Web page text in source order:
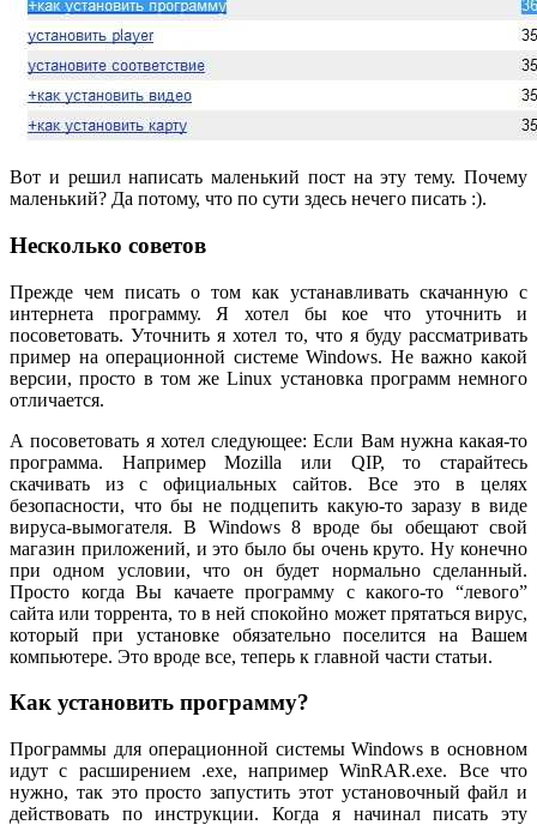
Вот и решил написать маленький пост на эту тему. Почему
маленький? Да потому, что по сути здесь нечего писать :).
Несколько советов
Прежде чем писать о том как устанавливать скачанную с
интернета программу. Я хотел бы кое что уточнить и
посоветовать. Уточнить я хотел то, что я буду рассматривать
пример на операционной системе Windows. Не важно какой
версии, просто в том же Linux установка программ немного
отличается.
А посоветовать я хотел следующее: Если Вам нужна какая-то
программа. Например Mozilla или QIP, то старайтесь
скачивать из с официальных сайтов. Все это в целях
безопасности, что бы не подцепить какую-то заразу в виде
вируса-вымогателя. В Windows 8 вроде бы обещают свой
магазин приложений, и это было бы очень круто. Ну конечно
при одном условии, что он будет нормально сделанный.
Просто когда Вы качаете программу с какого-то “левого”
сайта или торрента, то в ней спокойно может прятаться вирус,
который при установке обязательно поселится на Вашем
компьютере. Это вроде все, теперь к главной части статьи.
Как установить программу?
Программы для операционной системы Windows в основном
идут с расширением .exe, например WinRAR.exe. Все что
нужно, так это просто запустить этот установочный файл и
действовать по инструкции. Когда я начинал писать эту